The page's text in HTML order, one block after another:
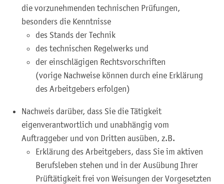
die vorzunehmenden technischen Prüfungen,
besonders die Kenntnisse
des Stands der Technik
des technischen Regelwerks und
der einschlägigen Rechtsvorschriften
(vorige Nachweise können durch eine Erklärung
des Arbeitgebers erfolgen)
Nachweis darüber, dass Sie die Tätigkeit
eigenverantwortlich und unabhängig vom
Auftraggeber und von Dritten ausüben, z.B.
Erklärung des Arbeitgebers, dass Sie im aktiven
Berufsleben stehen und in der Ausübung Ihrer
Prüftätigkeit frei von Weisungen der Vorgesetzten